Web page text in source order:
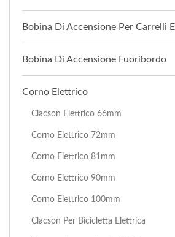
Bobina Di Accensione Per Carrelli
Bobina Di Accensione Fuoribordo
Corno Elettrico
Clacson Elettrico 66mm
Corno Elettrico 72mm
Corno Elettrico 81mm
Corno Elettrico 90mm
Corno Elettrico 100mm
Clacson Per Bicicletta Elettrica